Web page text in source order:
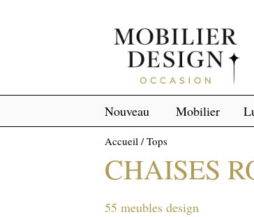
Nouveau Mobilier
Accueil/Tops
CHAISES
55 meubles design